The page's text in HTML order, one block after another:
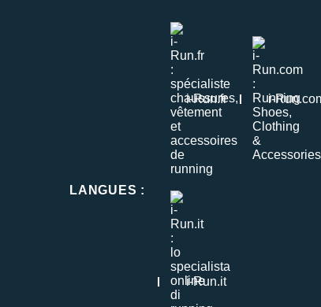
LANGUES :
i-Run.fr i-
i-Run.it